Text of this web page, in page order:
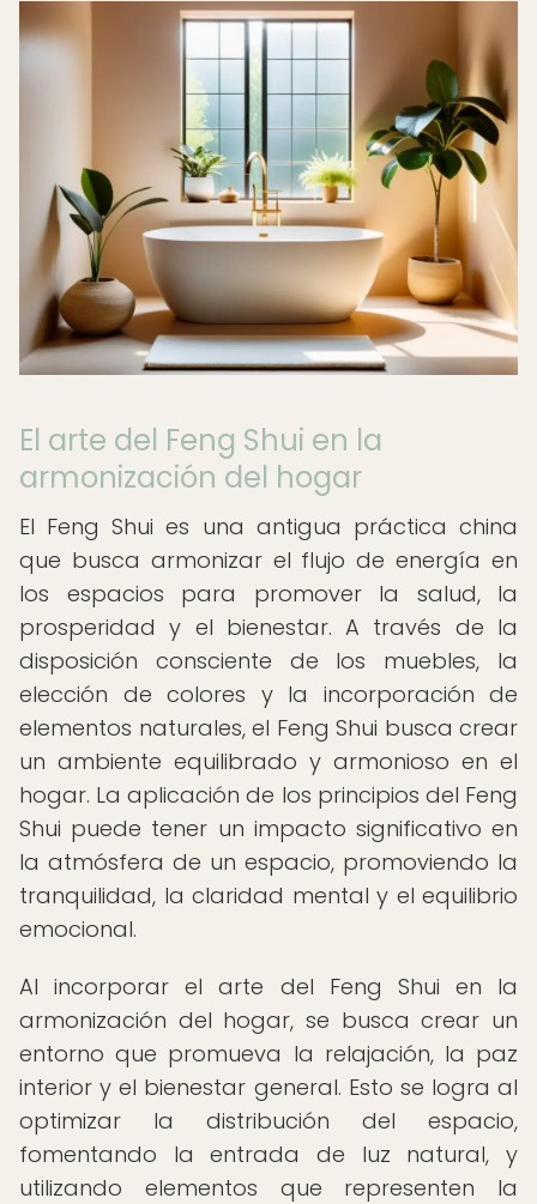
El arte del Feng Shui en la
armonización del hogar
El Feng Shui es una antigua práctica china
que busca armonizar el flujo de energía en
los espacios para promover la salud, la
prosperidad y el bienestar. A través de la
disposición consciente de los muebles, la
elección de colores y la incorporación de
elementos naturales, el Feng Shui busca crear
un ambiente equilibrado y armonioso en el
hogar. La aplicación de los principios del Feng
Shui puede tener un impacto significativo en
la atmósfera de un espacio, promoviendo la
tranquilidad, la claridad mental y el equilibrio
emocional.
Al incorporar el arte del Feng Shui en la
armonización del hogar, se busca crear un
entorno que promueva la relajación, la paz
interior y el bienestar general. Esto se logra al
optimizar la distribución del espacio,
fomentando la entrada de luz natural, y
utilizando elementos que representen la